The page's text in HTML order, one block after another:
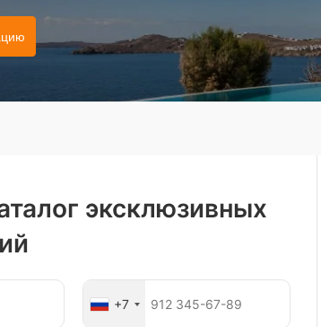
эксклюзивных
+7